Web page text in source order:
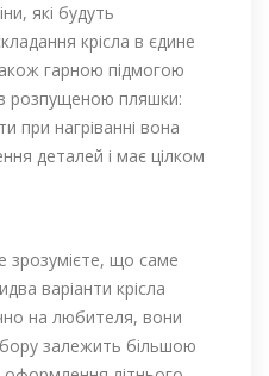
які будуть
крісла в єдине
гарною підмогою
розпущеною пляшки:
при нагріванні вона
деталей і має цілком
зрозумієте, що саме
варіанти крісла
на любителя, вони
залежить більшою